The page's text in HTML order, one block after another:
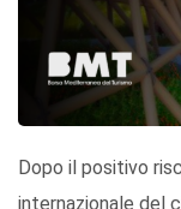
Dopo il positivo
internazionale del